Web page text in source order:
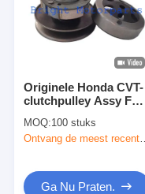
Originele Honda CVT-
clutchpulley Assy FCC
gebaseerde riem
aangedreven
MOQ:100 stuks
Ontvang de meest recente Prijs
Ga Nu Praten.